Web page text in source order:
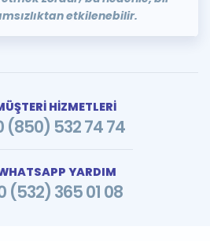
etkilenebilir.
HİZMETLERİ
(850) 532 74 74
YARDIM
(532) 365 01 08